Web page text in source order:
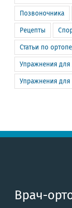
Позвоночника
Рецепты
Статьи по
Упражнения
Упражнения
Врач-